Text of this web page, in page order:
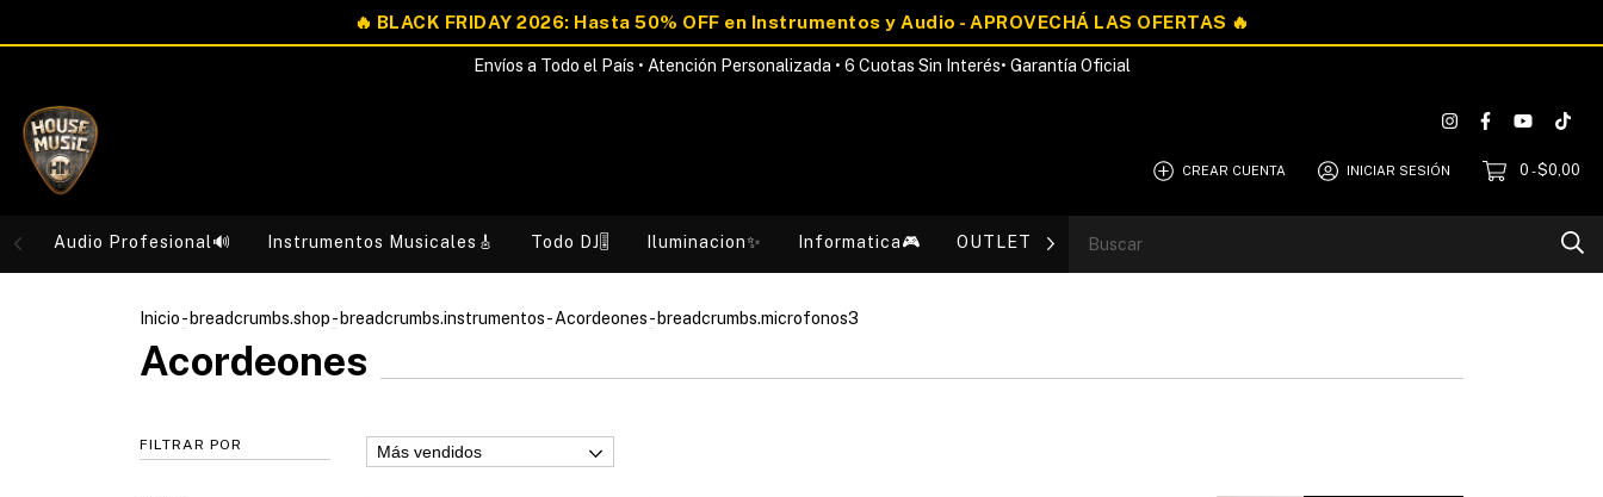
Envíos a Todo el País • Atención Personalizada • 6 Cuotas Sin Interés• Garantía Oficial
CREAR CUENTA INICIAR SESIÓN 0 -$0,00
Audio Profesional🔊 Instrumentos Musicales🎸 Todo DJ🎚️ Iluminacion✨ Informatica🎮 OUTLET💰 Blog
Inicio- breadcrumbs.shop- breadcrumbs.instrumentos- Acordeones- breadcrumbs.microfonos3
Acordeones
FILTRAR POR